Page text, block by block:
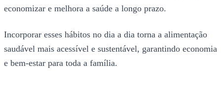
economizar e melhora a saúde a longo prazo.
Incorporar esses hábitos no dia a dia torna a alimentação
saudável mais acessível e sustentável, garantindo economia
e bem-estar para toda a família.